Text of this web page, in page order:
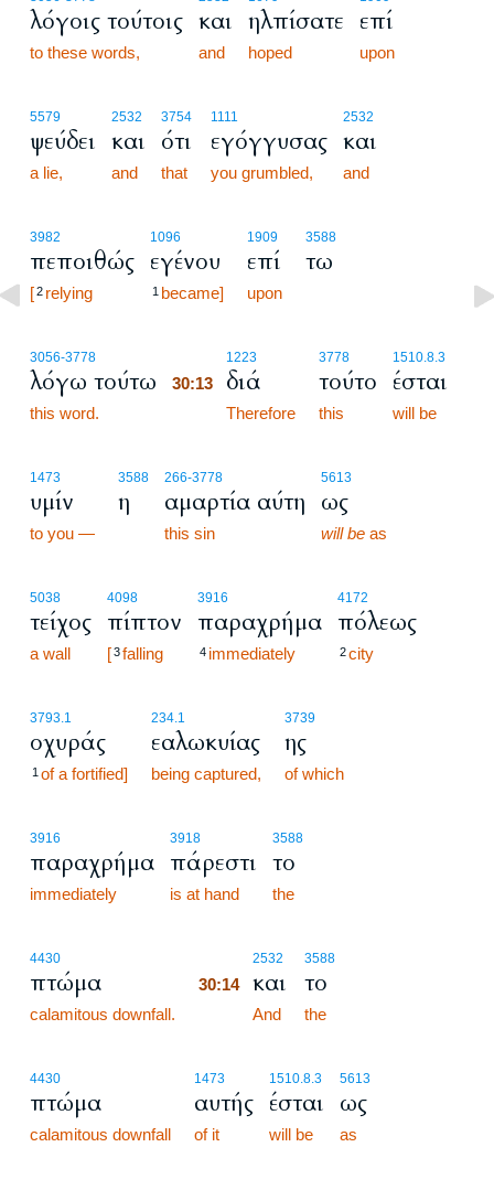
λόγοις τούτοις
to these words,
και
and
ηλπίσατε
hoped
επί
upon
5579
ψεύδει
a lie,
2532
και
and
3754
ότι
that
1111
εγόγγυσας
you grumbled,
2532
και
and
3982
πεποιθώς
[2 relying
1096
εγένου
1 became]
1909
επί
upon
3588
τω
3056-3778
λόγω τούτω
this word.
1223
30:13 διά
Therefore
3778
τούτο
this
1510.8.3
έσται
will be
1473
υμίν
to you —
3588
η
266-3778
αμαρτία αύτη
this sin
5613
ως
will be as
5038
τείχος
a wall
4098
πίπτον
[3falling
3916
παραχρήμα
4 immediately
4172
πόλεως
2city
3793.1
οχυράς
1 of a fortified]
234.1
εαλωκυίας
being captured,
3739
ης
of which
3916
παραχρήμα
immediately
3918
πάρεστι
is at hand
3588
το
the
4430
πτώμα
calamitous downfall.
2532
30:14 και
And
3588
το
the
4430
πτώμα
calamitous downfall
1473
αυτής
of it
1510.8.3
έσται
will be
5613
ως
as